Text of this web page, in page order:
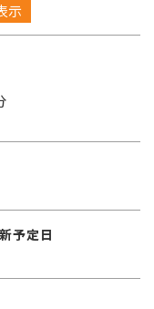
示
予定日